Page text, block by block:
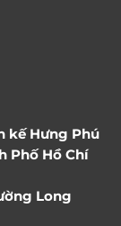
kế Hưng Phú
Phố Hồ Chí
Long